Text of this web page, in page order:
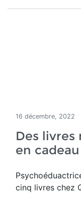
16 décembre, 2022
Des
en cadeau
cinq livres chez